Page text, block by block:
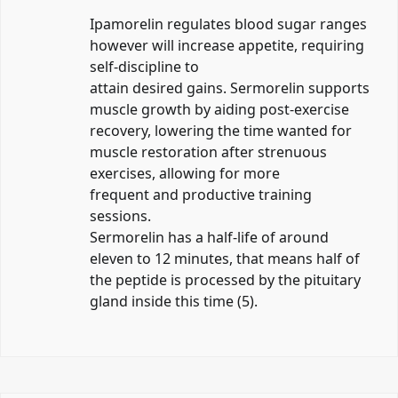
Ipamorelin regulates blood sugar ranges
however will increase appetite, requiring
self-discipline to
attain desired gains. Sermorelin supports
muscle growth by aiding post-exercise
recovery, lowering the time wanted for
muscle restoration after strenuous
exercises, allowing for more
frequent and productive training
sessions.
Sermorelin has a half-life of around
eleven to 12 minutes, that means half of
the peptide is processed by the pituitary
gland inside this time (5).